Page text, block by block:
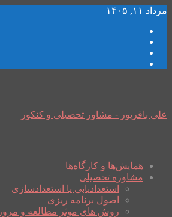
مرداد ۱۱, ۱۴۰۵
علی باقرپور - مشاور تحصیلی و کنکور
همایش‌ها و کارگاه‌ها
مشاوره تحصیلی
استعدادیابی یا استعدادسازی
اصول برنامه ریزی
روش های موثر مطالعه و مرور